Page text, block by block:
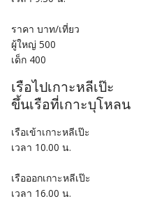
ราคา บาท/เที่ยว
ผู้ใหญ่ 500
เด็ก 400
เรือไปเกาะหลีเป๊ะ
ขึ้นเรือที่เกาะบุโหลน
เรือเข้าเกาะหลีเป๊ะ
เวลา 10.00 น.
เรือออกเกาะหลีเป๊ะ
เวลา 16.00 น.